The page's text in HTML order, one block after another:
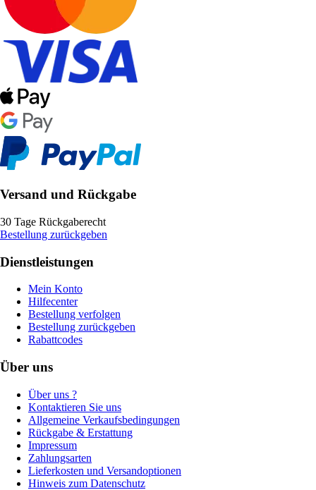
Versand und Rückgabe
30 Tage Rückgaberecht
Bestellung zurückgeben
Dienstleistungen
Mein Konto
Hilfecenter
Bestellung verfolgen
Bestellung zurückgeben
Rabattcodes
Über uns
Über uns ?
Kontaktieren Sie uns
Allgemeine Verkaufsbedingungen
Rückgabe & Erstattung
Impressum
Zahlungsarten
Lieferkosten und Versandoptionen
Hinweis zum Datenschutz